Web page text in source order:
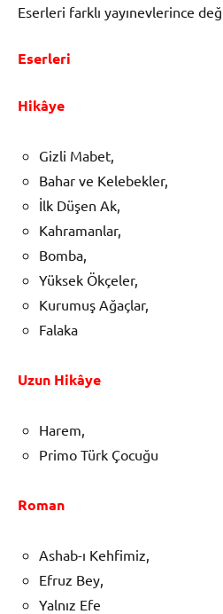
Eserleri farklı yayınevlerince
Eserleri
Hikâye
Gizli Mabet,
Bahar ve Kelebekler,
İlk Düşen Ak,
Kahramanlar,
Bomba,
Yüksek Ökçeler,
Kurumuş Ağaçlar,
Falaka
Uzun Hikâye
Harem,
Primo Türk Çocuğu
Roman
Ashab-ı Kehfimiz,
Efruz Bey,
Yalnız Efe